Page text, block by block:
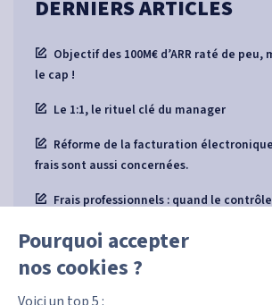
Pourquoi accepter
nos cookies ?
Voici un top 5 :
DERNIERS ARTICLES
Objectif des 100M€ d’ARR raté de peu,
le cap !
Le 1:1, le rituel clé du manager
Réforme de la facturation
frais sont aussi concernées.
Frais professionnels : quand le
Lucca Principles : 9 principes pour
décisions